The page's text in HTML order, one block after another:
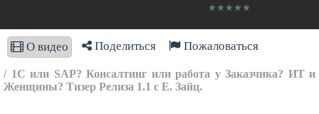
О видео Поделиться Пожаловаться
/ 1С или SAP? Консалтинг или работа у Заказчика? ИТ и
Женщины? Тизер Релиза 1.1 c Е. Зайц.